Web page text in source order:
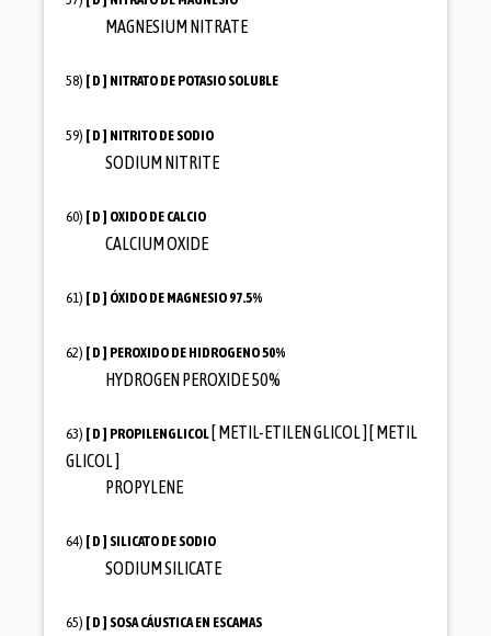
MAGNESIUM NITRATE
58) [ D ] NITRATO DE POTASIO SOLUBLE
59) [ D ] NITRITO DE SODIO
SODIUM NITRITE
60) [ D ] OXIDO DE CALCIO
CALCIUM OXIDE
61) [ D ] ÓXIDO DE MAGNESIO 97.5%
62) [ D ] PEROXIDO DE HIDROGENO 50%
HYDROGEN PEROXIDE 50%
63) [ D ] PROPILENGLICOL [ METIL-ETILEN GLICOL ] [ METIL
GLICOL ]
PROPYLENE
64) [ D ] SILICATO DE SODIO
SODIUM SILICATE
65) [ D ] SOSA CÁUSTICA EN ESCAMAS